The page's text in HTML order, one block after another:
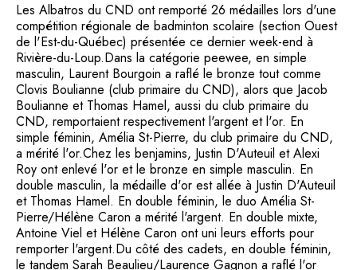
Les Albatros du CND ont remporté 26 médailles lors d'une
compétition régionale de badminton scolaire (section Ouest
de l'Est-du-Québec) présentée ce dernier week-end à
Rivière-du-Loup.Dans la catégorie peewee, en simple
masculin, Laurent Bourgoin a raflé le bronze tout comme
Clovis Boulianne (club primaire du CND), alors que Jacob
Boulianne et Thomas Hamel, aussi du club primaire du
CND, remportaient respectivement l'argent et l'or. En
simple féminin, Amélia St-Pierre, du club primaire du CND,
a mérité l'or.Chez les benjamins, Justin D'Auteuil et Alexi
Roy ont enlevé l'or et le bronze en simple masculin. En
double masculin, la médaille d'or est allée à Justin D'Auteuil
et Thomas Hamel. En double féminin, le duo Amélia St-
Pierre/Hélène Caron a mérité l'argent. En double mixte,
Antoine Viel et Hélène Caron ont uni leurs efforts pour
remporter l'argent.Du côté des cadets, en double féminin,
le tandem Sarah Beaulieu/Laurence Gagnon a raflé l'or